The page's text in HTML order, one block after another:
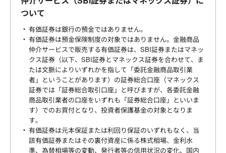
ついて
有価証券は銀行の預金ではありません。
有価証券は預金保険制度の対象ではありません。金融商品
仲介サービスで販売する有価証券は、SBI証券またはマネッ
クス証券（以下、SBI証券とマネックス証券を合わせて、ま
たは文脈によりいずれかを指して「委託金融商品取引業
者」ということがあります）の証券総合口座（マネックス
証券では「証券総合取引口座」と呼びますが、各委託金融
商品取引業者の口座をいずれも「証券総合口座」といいま
す）でのお買付となり、投資者保護基金の対象となりま
す。
有価証券は元本保証または利回り保証のいずれもなく、当
該有価証券またはその裏付資産に係る株式相場、金利水
準、為替相場等の変動、発行者等の信用状況の変化、国内